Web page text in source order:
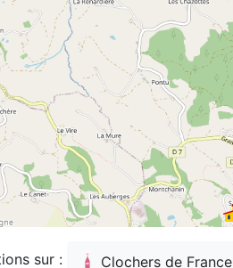
sur : Clochers de France